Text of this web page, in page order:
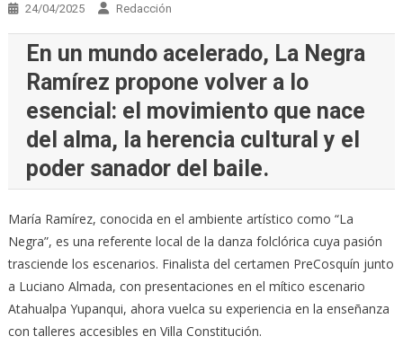
24/04/2025 Redacción
En un mundo acelerado, La Negra
Ramírez propone volver a lo
esencial: el movimiento que nace
del alma, la herencia cultural y el
poder sanador del baile.
María Ramírez, conocida en el ambiente artístico como “La
Negra”, es una referente local de la danza folclórica cuya pasión
trasciende los escenarios. Finalista del certamen PreCosquín junto
a Luciano Almada, con presentaciones en el mítico escenario
Atahualpa Yupanqui, ahora vuelca su experiencia en la enseñanza
con talleres accesibles en Villa Constitución.